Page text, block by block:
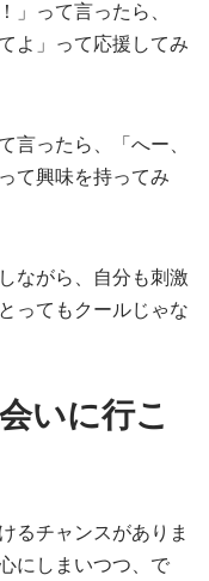
」って言ったら、
よ」って応援してみ
言ったら、「へー、
て興味を持ってみ
ながら、自分も刺激
ってもクールじゃな
いに行こ
るチャンスがありま
にしまいつつ、で